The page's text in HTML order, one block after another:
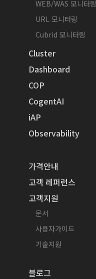
WEB/WAS 모니터링
URL 모니터링
Cubrid 모니터링
Cluster
Dashboard
COP
CogentAI
iAP
Observability
가격안내
고객 레퍼런스
고객지원
문서
사용자가이드
기술지원
블로그